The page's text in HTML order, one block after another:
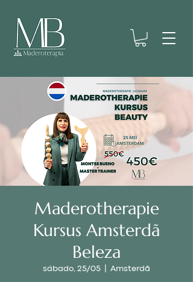
Maderotherapie
Kursus Amsterdã
Beleza
sábado, 25/05 Amsterdã